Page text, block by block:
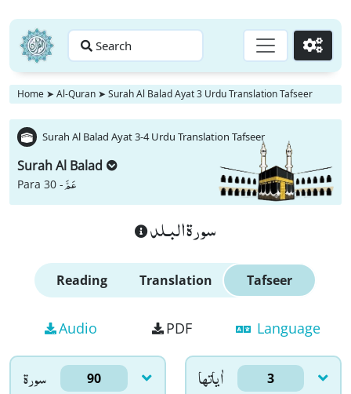
Search Go
Home ➤ Al-Quran ➤ Surah Al Balad Ayat 3 Urdu Translation Tafseer
Surah Al Balad Ayat 3-4 Urdu Translation Tafseer
Surah Al Balad
Para 30 -عَمَّ
سورة البـلد
Reading Translation Tafseer
Audio PDF Language
سورۃ 90 اٰياتها 3